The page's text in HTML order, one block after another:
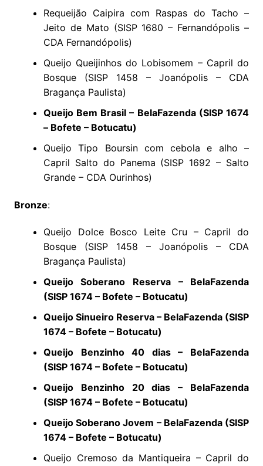
Requeijão Caipira com Raspas do Tacho –
Jeito de Mato (SISP 1680 – Fernandópolis –
CDA Fernandópolis)
Queijo Queijinhos do Lobisomem – Capril do
Bosque (SISP 1458 – Joanópolis – CDA
Bragança Paulista)
Queijo Bem Brasil – BelaFazenda (SISP 1674
– Bofete – Botucatu)
Queijo Tipo Boursin com cebola e alho –
Capril Salto do Panema (SISP 1692 – Salto
Grande – CDA Ourinhos)
Bronze:
Queijo Dolce Bosco Leite Cru – Capril do
Bosque (SISP 1458 – Joanópolis – CDA
Bragança Paulista)
Queijo Soberano Reserva – BelaFazenda
(SISP 1674 – Bofete – Botucatu)
Queijo Sinueiro Reserva – BelaFazenda (SISP
1674 – Bofete – Botucatu)
Queijo Benzinho 40 dias – BelaFazenda
(SISP 1674 – Bofete – Botucatu)
Queijo Benzinho 20 dias – BelaFazenda
(SISP 1674 – Bofete – Botucatu)
Queijo Soberano Jovem – BelaFazenda (SISP
1674 – Bofete – Botucatu)
Queijo Cremoso da Mantiqueira – Capril do